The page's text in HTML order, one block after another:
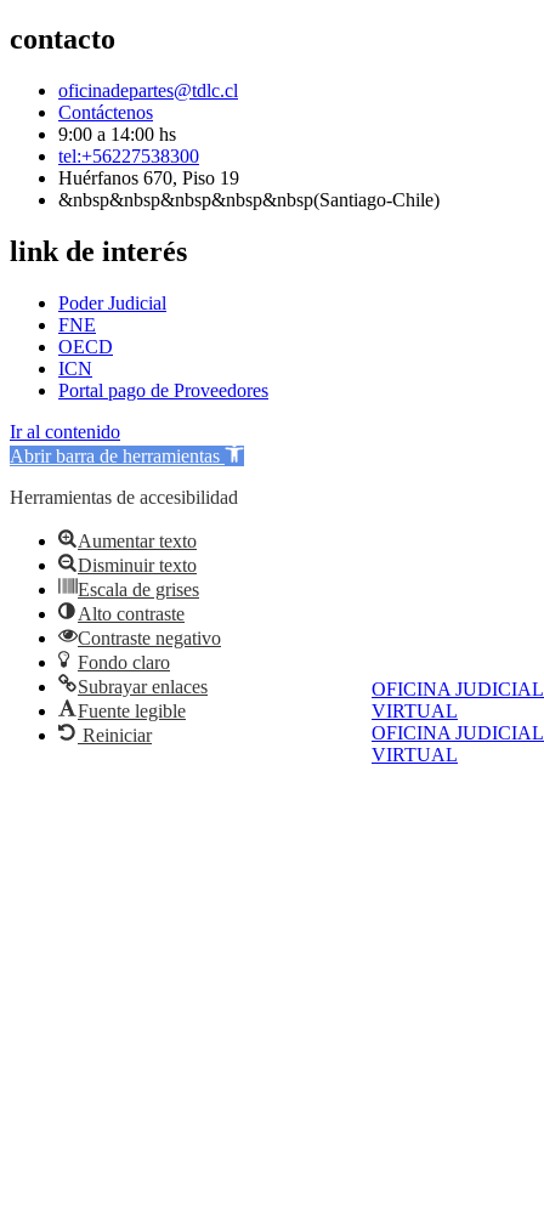
OFICINA JUDICIAL
VIRTUAL
OFICINA JUDICIAL
VIRTUAL
contacto
oficinadepartes@tdlc.cl
Contáctenos
9:00 a 14:00 hs
tel:+56227538300
Huérfanos 670, Piso 19
&nbsp&nbsp&nbsp&nbsp&nbsp(Santiago-Chile)
link de interés
Poder Judicial
FNE
OECD
ICN
Portal pago de Proveedores
Ir al contenido
Abrir barra de herramientas
Herramientas de accesibilidad
Aumentar texto
Disminuir texto
Escala de grises
Alto contraste
Contraste negativo
Fondo claro
Subrayar enlaces
Fuente legible
Reiniciar